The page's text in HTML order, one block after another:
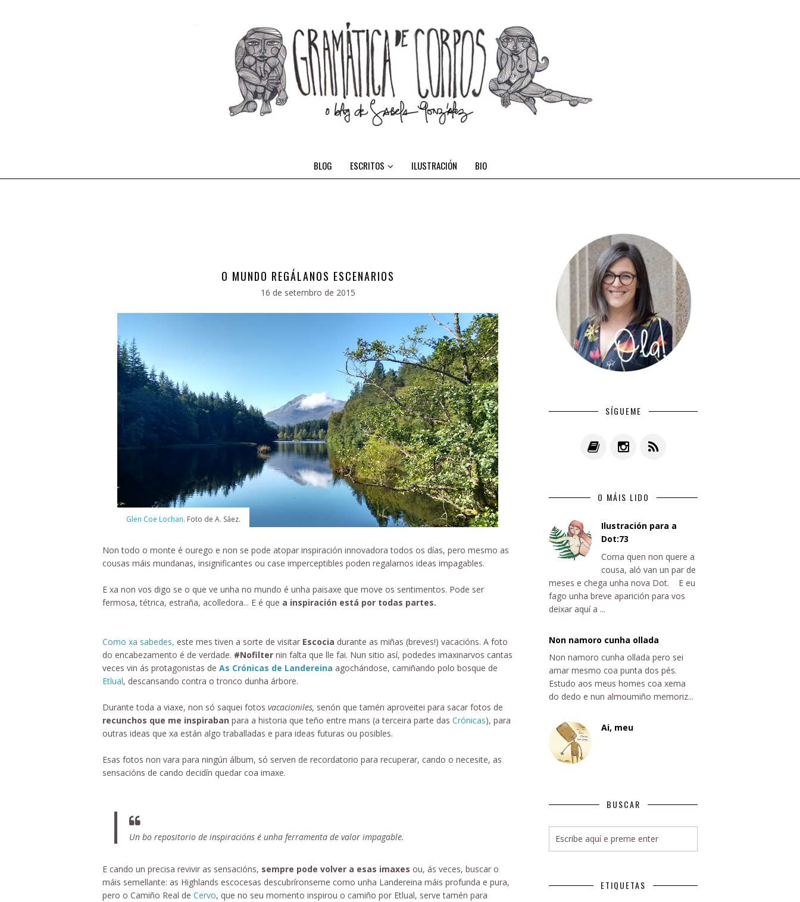
BLOG ESCRITOS ILUSTRACIÓN BIO
O MUNDO REGÁLANOS ESCENARIOS
16 de setembro de 2015
Glen Coe Lochan. Foto de A. Sáez.
Non todo o monte é ourego e non se pode atopar inspiración innovadora todos os días, pero mesmo as
cousas máis mundanas, insignificantes ou case imperceptibles poden regalarnos ideas impagables.
E xa non vos digo se o que ve unha no mundo é unha paisaxe que move os sentimentos. Pode ser
fermosa, tétrica, estraña, acolledora... E é que a inspiración está por todas partes.
Como xa sabedes, este mes tiven a sorte de visitar Escocia durante as miñas (breves!) vacacións. A foto
do encabezamento é de verdade. #Nofilter nin falta que lle fai. Nun sitio así, podedes imaxinarvos cantas
veces vin ás protagonistas de As Crónicas de Landereina agochándose, camiñando polo bosque de
Etlual, descansando contra o tronco dunha árbore.
Durante toda a viaxe, non só saquei fotos vacacioniles, senón que tamén aproveitei para sacar fotos de
recunchos que me inspiraban para a historia que teño entre mans (a terceira parte das Crónicas), para
outras ideas que xa están algo traballadas e para ideas futuras ou posibles.
Esas fotos non vara para ningún álbum, só serven de recordatorio para recuperar, cando o necesite, as
sensacións de cando decidín quedar coa imaxe.
Un bo repositorio de inspiracións é unha ferramenta de valor impagable.
E cando un precisa revivir as sensacións, sempre pode volver a esas imaxes ou, ás veces, buscar o
máis semellante: as Highlands escocesas descubríronseme como unha Landereina máis profunda e pura,
pero o Camiño Real de Cervo, que no seu momento inspirou o camiño por Etlual, serve tamén para
SÍGUEME
O MÁIS LIDO
Ilustración para a
Dot:73
Coma quen non quere a
cousa, aló van un par de
meses e chega unha nova Dot. E eu
fago unha breve aparición para vos
deixar aquí a ...
Non namoro cunha ollada
Non namoro cunha ollada pero sei
amar mesmo coa punta dos pés.
Estudo aos meus homes coa xema
do dedo e nun almoumiño memoriz...
Ai, meu
BUSCAR
ETIQUETAS